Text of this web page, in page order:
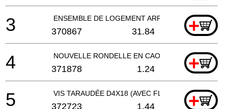
ENSEMBLE DE LOGEMENT ARRIÈRE +
3 370867 31.84
NOUVELLE RONDELLE EN CAOUTCHOUC
+
4 371878 1.24
VIS TARAUDÉE D4X18 (AVEC FLASQUE)+
5 372723 1.44